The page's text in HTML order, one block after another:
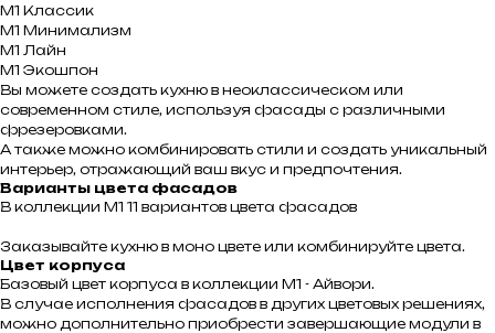
М1 Классик
М1 Минимализм
М1 Лайн
М1 Экошпон
Вы можете создать кухню в неоклассическом или
современном стиле, используя фасады с различными
фрезеровками.
А также можно комбинировать стили и создать уникальный
интерьер, отражающий ваш вкус и предпочтения.
Варианты цвета фасадов
В коллекции М1 11 вариантов цвета фасадов
Заказывайте кухню в моно цвете или комбинируйте цвета.
Цвет корпуса
Базовый цвет корпуса в коллекции М1 - Айвори.
В случае исполнения фасадов в других цветовых решениях,
можно дополнительно приобрести завершающие модули в